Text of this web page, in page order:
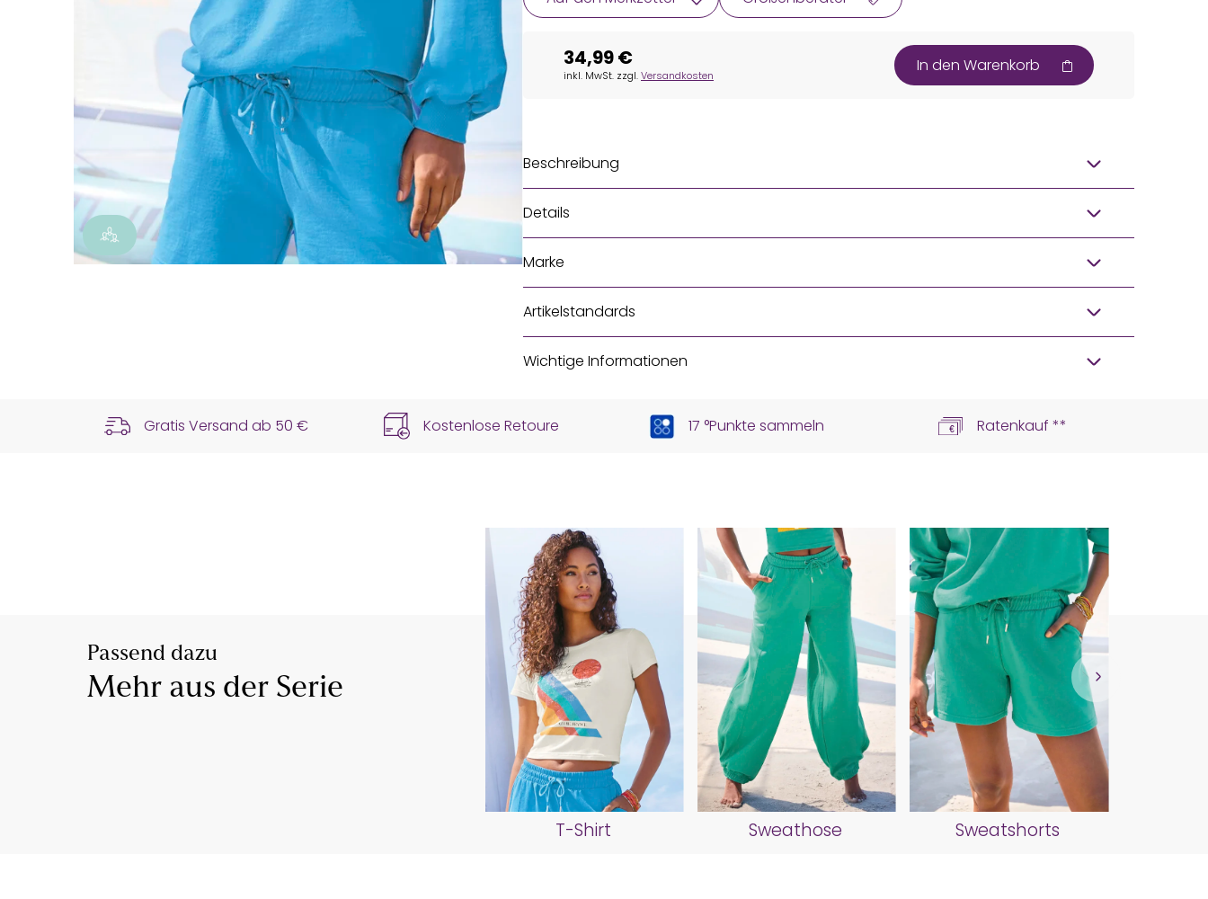
34,99 €
inkl. MwSt. zzgl.Versandkosten In den Warenkorb
Beschreibung
Details
Marke
Artikelstandards
Wichtige Informationen
Gratis Versand ab 50 € Kostenlose Retoure 17 °Punkte sammeln Ratenkauf **
Passend dazu
Mehr aus der Serie
T-Shirt Sweathose Sweatshorts